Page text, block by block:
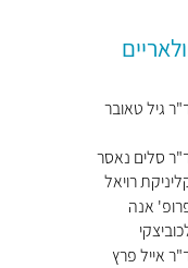
גיל טאובר
סלים נאסר
רויאל
אנה
אייל פרץ